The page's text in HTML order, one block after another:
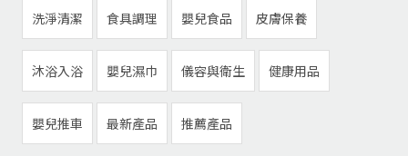
洗淨清潔 食具調理 嬰兒食品 皮膚保養
沐浴入浴 嬰兒濕巾 儀容與衛生 健康用品
嬰兒推車 最新產品 推薦產品